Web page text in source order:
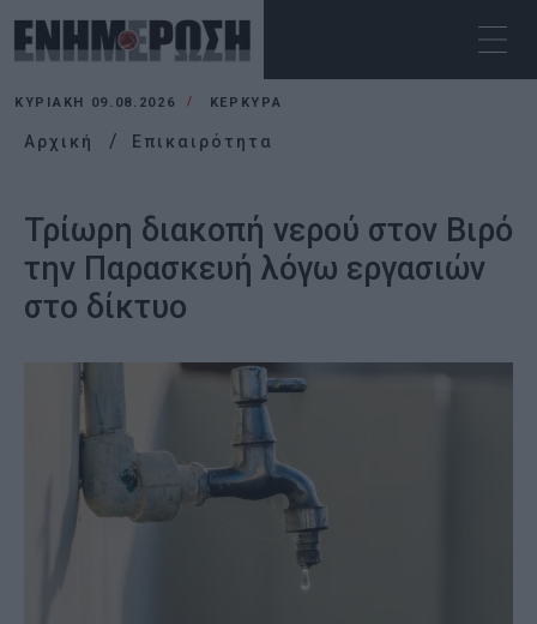
ΚΥΡΙΑΚΉ 09.08.2026 ΚΕΡΚΥΡΑ
Αρχική Επικαιρότητα
Τρίωρη διακοπή νερού στον Βιρό
την Παρασκευή λόγω εργασιών
στο δίκτυο